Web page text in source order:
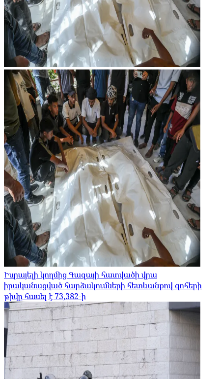
Իսրայելի կողմից Գազայի հատվածի վրա
իրականացված հարձակումների հետևանքով զոհերի
թիվը հասել է 73,382-ի